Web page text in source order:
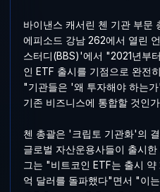
바이낸스 캐서린 첸 기관 부문
에피소드 강남 262에서 열린
스터디(BBS)'에서 "2021년부
인 ETF 출시를 기점으로 완전
"기관들은 '왜 투자해야 하는
기존 비즈니스에 통합할 것인
첸 총괄은 '크립토 기관화'의
글로벌 자산운용사들이 출시
그는 "비트코인 ETF는 출시
억 달러를 돌파했다"면서 "이